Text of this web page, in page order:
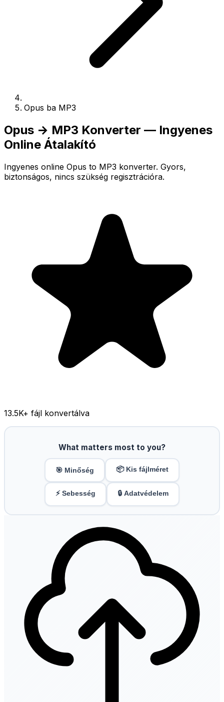
Opus ba MP3
Opus → MP3 Konverter — Ingyenes
Online Átalakító
Ingyenes online Opus to MP3 konverter. Gyors,
biztonságos, nincs szükség regisztrációra.
13.5K+ fájl konvertálva
What matters most to you?
🎯 Minőség 📦 Kis fájlméret
⚡ Sebesség 🔒 Adatvédelem